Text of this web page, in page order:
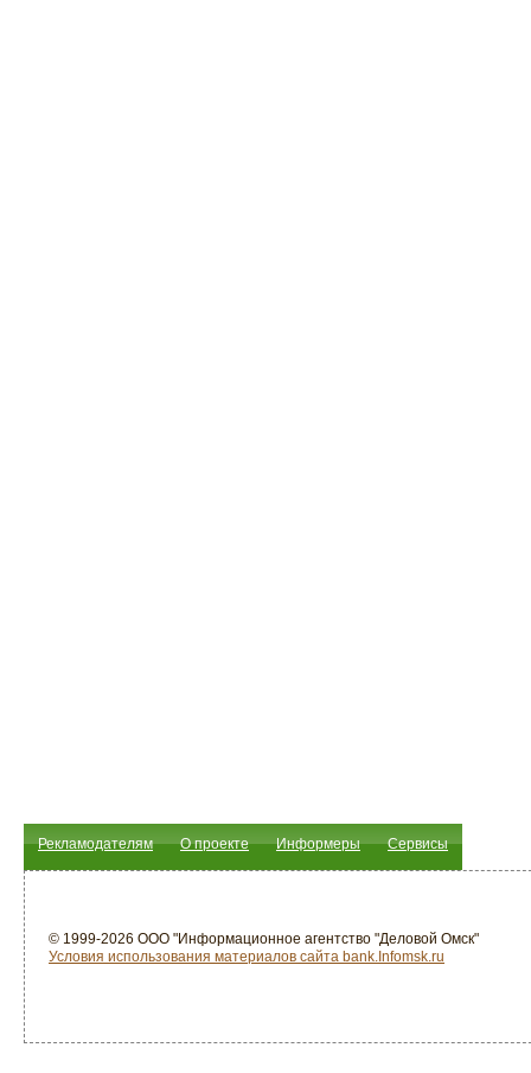
Рекламодателям О проекте Информеры Сервисы
© 1999-2026 ООО "Информационное агентство "Деловой Омск"
Условия использования материалов сайта bank.Infomsk.ru